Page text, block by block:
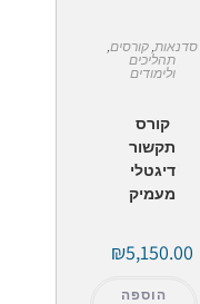
סדנאות קורסים
תהליכים
ולימודים
קורס
תקשור
דיגטלי
מעמיק
₪5,150.00
הוספה